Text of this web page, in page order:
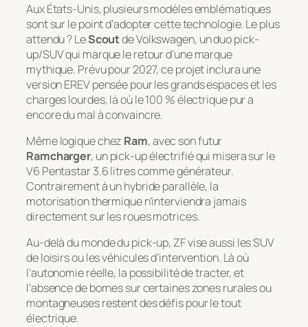
Aux États-Unis, plusieurs modèles emblématiques
sont sur le point d’adopter cette technologie. Le plus
attendu ? LeScoutde Volkswagen, un duo pick-
up/SUV qui marque le retour d’une marque
mythique. Prévu pour 2027, ce projet inclura une
version EREV pensée pour les grands espaces et les
charges lourdes, là où le 100 % électrique pur a
encore du mal à convaincre.
Même logique chez Ram, avec son futur
Ramcharger, un pick-up électrifié qui misera sur le
V6 Pentastar 3.6 litres comme générateur.
Contrairement à un hybride parallèle, la
motorisation thermique n’interviendra jamais
directement sur les roues motrices.
Au-delà du monde du pick-up, ZF vise aussi les SUV
de loisirs ou les véhicules d’intervention. Là où
l’autonomie réelle, la possibilité de tracter, et
l’absence de bornes sur certaines zones rurales ou
montagneuses restent des défis pour le tout
électrique.